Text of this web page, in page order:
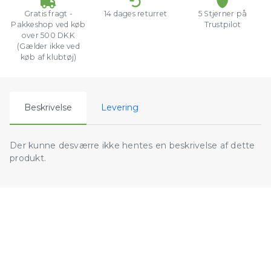
Gratis fragt -
Pakkeshop ved køb
over 500 DKK
(Gælder ikke ved
køb af klubtøj)
14 dages returret
5 Stjerner på
Trustpilot
Beskrivelse Levering
Der kunne desværre ikke hentes en beskrivelse af dette
produkt.